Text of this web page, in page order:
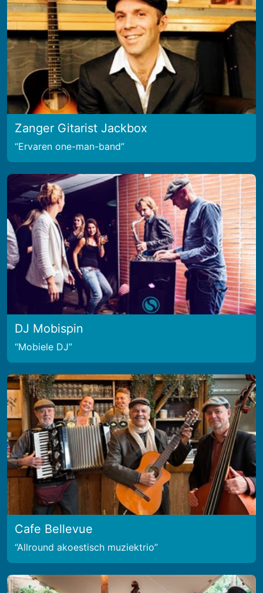
Zanger Gitarist Jackbox
Ervaren one-man-band
DJ Mobispin
Mobiele DJ
Cafe Bellevue
Allround akoestisch muziektrio